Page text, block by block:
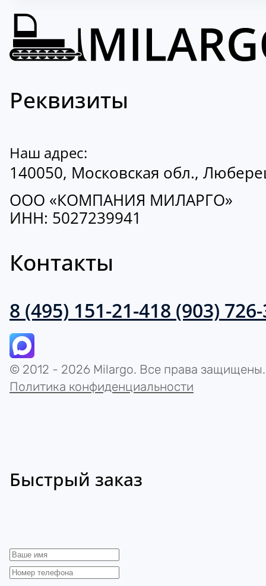
Реквизиты
Наш адрес:
140050, Московская обл.,
ООО «КОМПАНИЯ МИЛАРГО»
ИНН: 5027239941
Контакты
8 (495) 151-21-418 (903)
© 2012 - 2026 Milargo. Все права защищены.
Политика конфиденциальности
Быстрый заказ